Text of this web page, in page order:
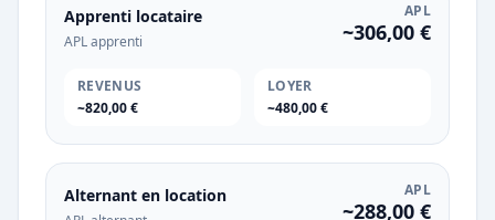
Apprenti locataire
APL apprenti
APL
~306,00 €
REVENUS
~820,00 €
LOYER
~480,00 €
Alternant en location APL
~288,00 €